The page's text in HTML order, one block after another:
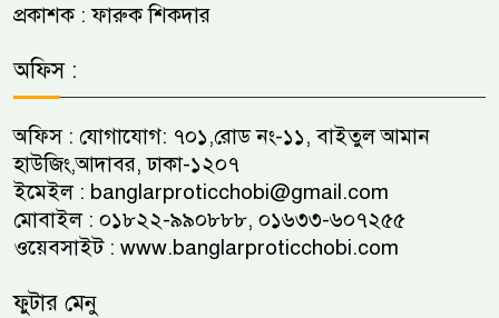
প্রকাশক : ফারুক শিকদার
অফিস :
অফিস : যোগাযোগ: ৭০১,রোড নং-১১, বাইতুল আমান
হাউজিং,আদাবর, ঢাকা-১২০৭
ইমেইল : banglarproticchobi@gmail.com
মোবাইল : ০১৮২২-৯৯০৮৮৮, ০১৬৩৩-৬০৭২৫৫
ওয়েবসাইট : www.banglarproticchobi.com
ফুটার মেনু